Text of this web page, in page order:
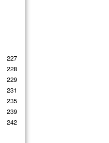
227
228
229
231
235
239
242